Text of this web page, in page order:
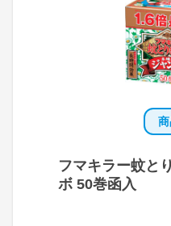
フマキラー蚊と
ボ 50巻函入